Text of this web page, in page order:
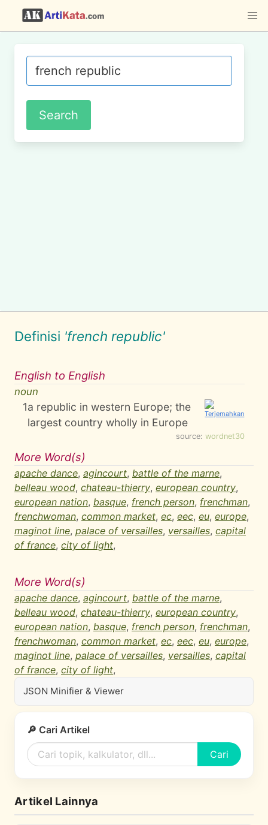
Definisi 'french republic'
English to English
noun
1a republic in western Europe; the
largest country wholly in Europe
source: wordnet30
More Word(s)
apache dance, agincourt, battle of the marne,
belleau wood, chateau-thierry, european country,
european nation, basque, french person, frenchman,
frenchwoman, common market, ec, eec, eu, europe,
maginot line, palace of versailles, versailles, capital
of france, city of light,
More Word(s)
apache dance, agincourt, battle of the marne,
belleau wood, chateau-thierry, european country,
european nation, basque, french person, frenchman,
frenchwoman, common market, ec, eec, eu, europe,
maginot line, palace of versailles, versailles, capital
of france, city of light,
JSON Minifier & Viewer
🔎 Cari Artikel
Cari
Artikel Lainnya